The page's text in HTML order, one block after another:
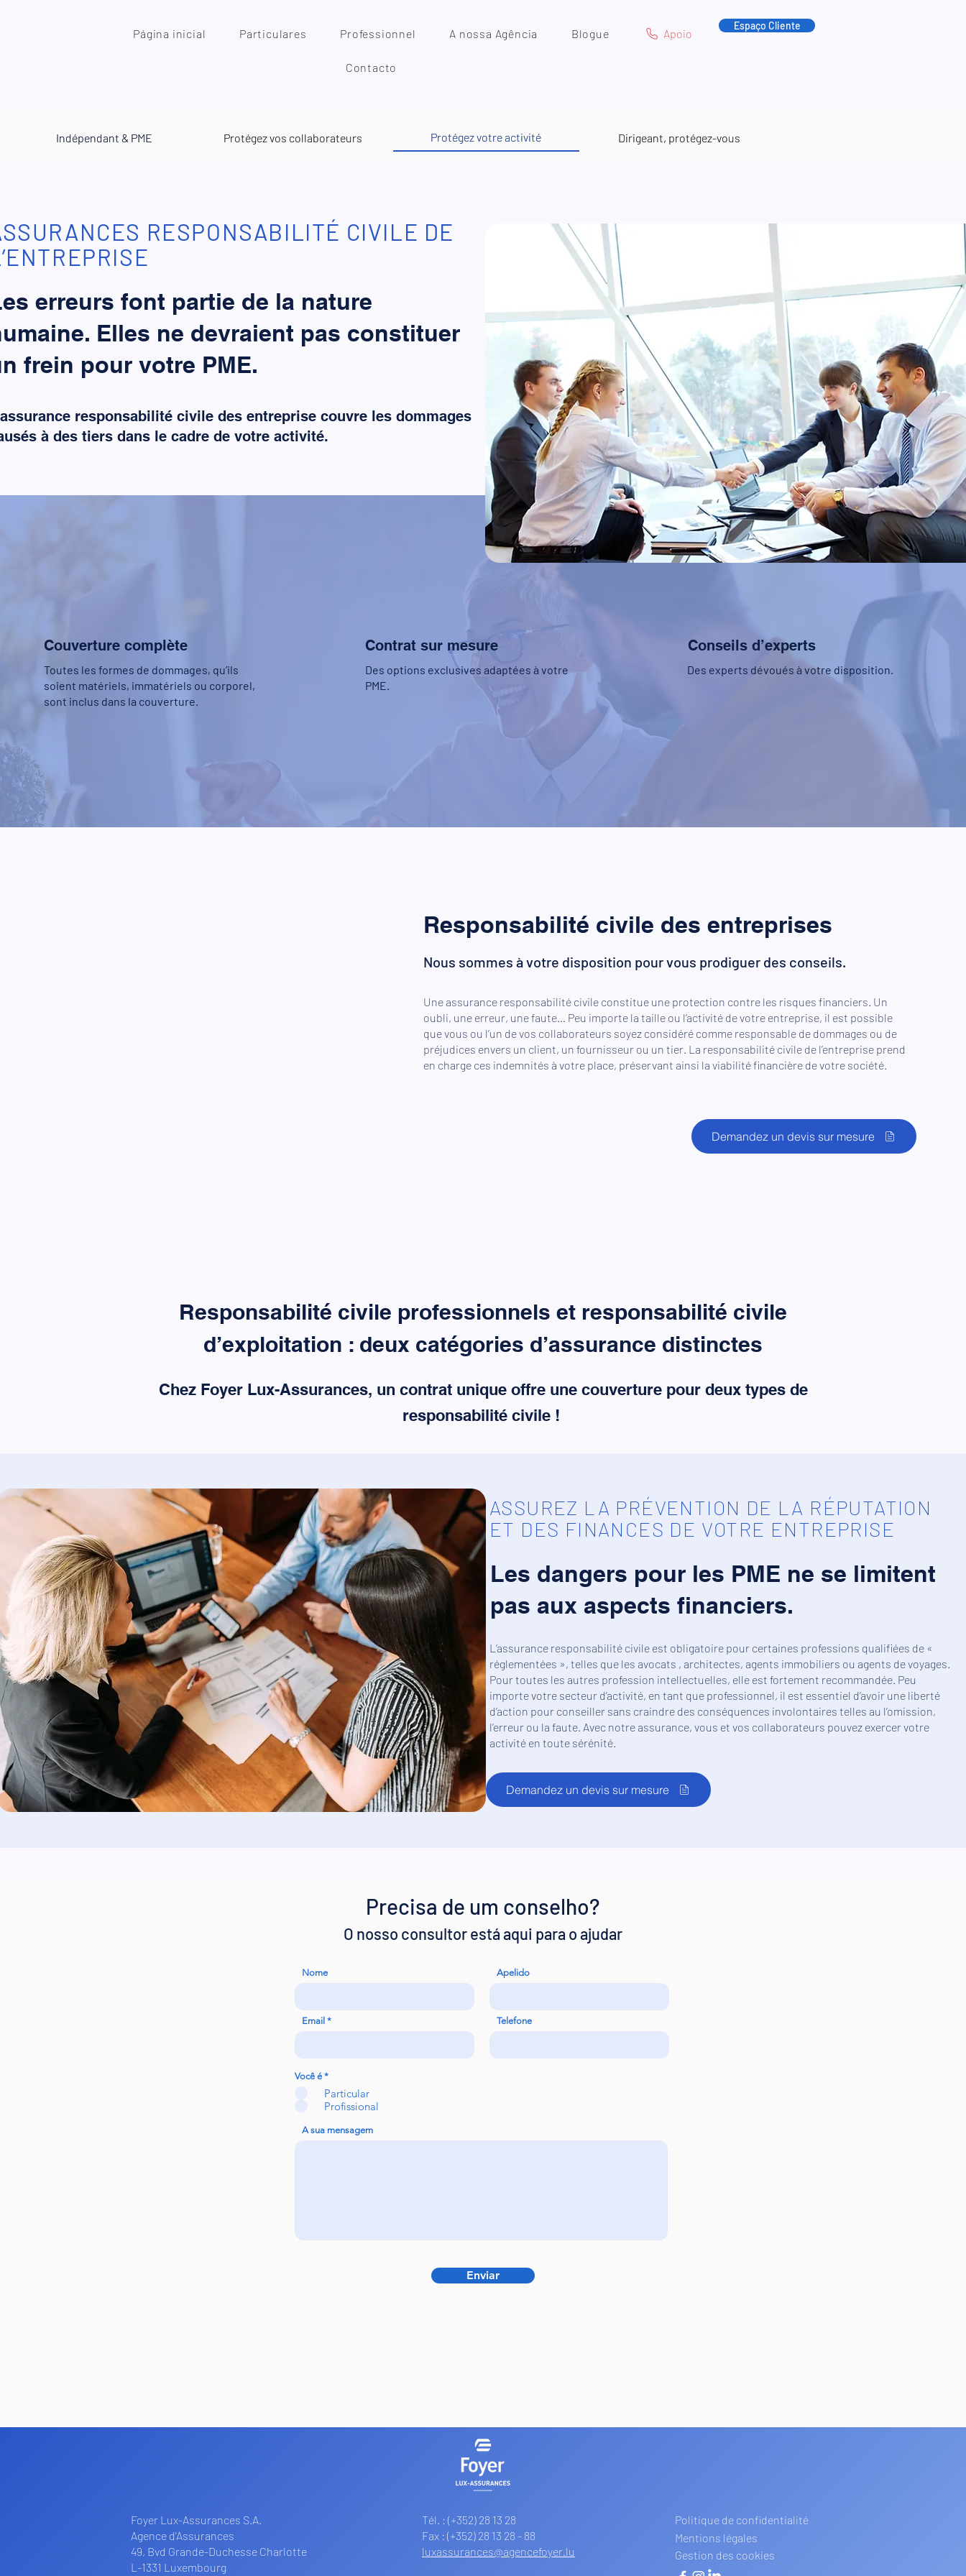
Página inicial Particulares Professionnel A nossa Agência Blogue
Contacto
Apoio
Espaço Cliente
Indépendant & PME Protégez vos collaborateurs Protégez votre activité Dirigeant, protégez-vous
RESPONSABILITÉ CIVILE DE
erreurs font partie de la nature
Elles ne devraient pas constituer
frein pour votre PME.
responsabilité civile des entreprise couvre les dommages
à des tiers dans le cadre de votre activité.
Couverture complète
Toutes les formes de dommages, qu’ils
soient matériels, immatériels ou corporel,
sont inclus dans la couverture.
Contrat sur mesure
Des options exclusives adaptées à votre
PME.
Conseils d’experts
Des experts dévoués à votre disposition.
Responsabilité civile des entreprises
Nous sommes à votre disposition pour vous prodiguer des conseils.
Une assurance responsabilité civile constitue une protection contre les risques financiers. Un
oubli, une erreur, une faute… Peu importe la taille ou l’activité de votre entreprise, il est possible
que vous ou l’un de vos collaborateurs soyez considéré comme responsable de dommages ou de
préjudices envers un client, un fournisseur ou un tier. La responsabilité civile de l’entreprise prend
en charge ces indemnités à votre place, préservant ainsi la viabilité financière de votre société.
Demandez un devis sur mesure
Responsabilité civile professionnels et responsabilité civile
d’exploitation : deux catégories d’assurance distinctes
Chez Foyer Lux-Assurances, un contrat unique offre une couverture pour deux types de
responsabilité civile !
ASSUREZ LA PRÉVENTION DE LA RÉPUTATION
ET DES FINANCES DE VOTRE ENTREPRISE
Les dangers pour les PME ne se limitent
pas aux aspects financiers.
L’assurance responsabilité civile est obligatoire pour certaines professions qualifiées de «
réglementées », telles que les avocats , architectes, agents immobiliers ou agents de voyages.
Pour toutes les autres profession intellectuelles, elle est fortement recommandée. Peu
importe votre secteur d’activité, en tant que professionnel, il est essentiel d’avoir une liberté
d’action pour conseiller sans craindre des conséquences involontaires telles au l’omission,
l’erreur ou la faute. Avec notre assurance, vous et vos collaborateurs pouvez exercer votre
activité en toute sérénité.
Demandez un devis sur mesure
Precisa de um conselho?
O nosso consultor está aqui para o ajudar
Nome
Email
Apelido
Telefone
Você é *
Particular
Profissional
A sua mensagem
Enviar
Foyer Lux-Assurances S.A.
Agence d'Assurances
49, Bvd Grande-Duchesse Charlotte
L-1331 Luxembourg
Tél. : (+352) 28 13 28
Fax : (+352) 28 13 28 - 88
luxassurances@agencefoyer.lu
Politique de confidentialité
Mentions légales
Gestion des cookies